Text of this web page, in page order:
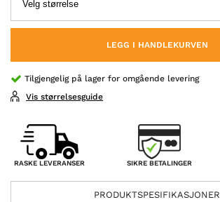
LEGG I HANDLEKURVEN
Tilgjengelig på lager for omgående levering
Vis størrelsesguide
RASKE LEVERANSER SIKRE BETALINGER
PRODUKTSPESIFIKASJONER